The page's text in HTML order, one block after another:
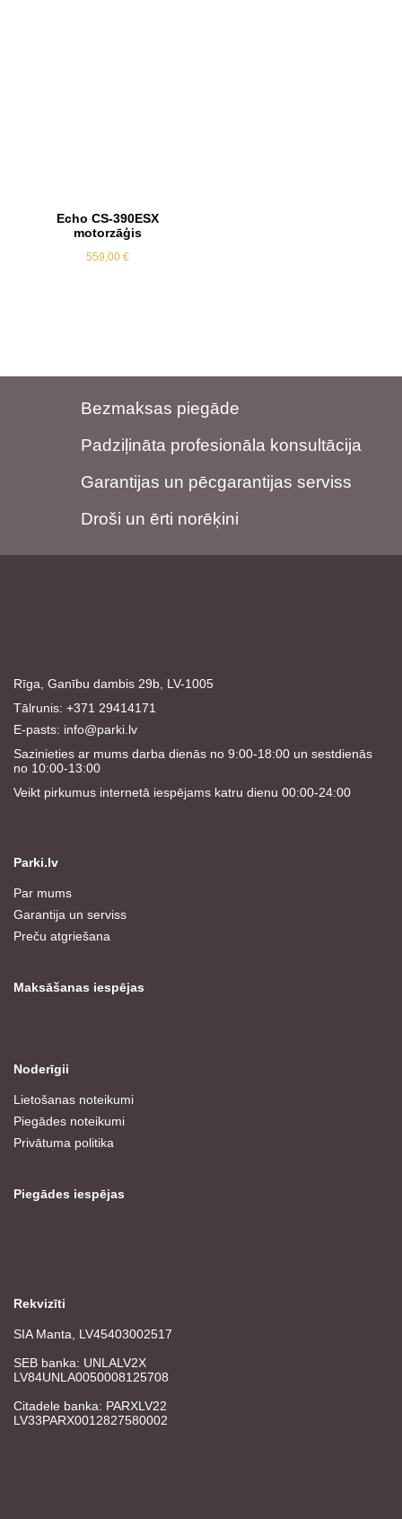
Echo CS-390ESX
motorzāģis
559,00 €
Bezmaksas piegāde
Padziļināta profesionāla konsultācija
Garantijas un pēcgarantijas serviss
Droši un ērti norēķini
Rīga, Ganību dambis 29b, LV-1005
Tālrunis: +371 29414171
E-pasts: info@parki.lv
Sazinieties ar mums darba dienās no 9:00-18:00 un sestdienās
no 10:00-13:00
Veikt pirkumus internetā iespējams katru dienu 00:00-24:00
Parki.lv
Par mums
Garantija un serviss
Preču atgriešana
Maksāšanas iespējas
Noderīgii
Lietošanas noteikumi
Piegādes noteikumi
Privātuma politika
Piegādes iespējas
Rekvizīti
SIA Manta, LV45403002517
SEB banka: UNLALV2X
LV84UNLA0050008125708
Citadele banka: PARXLV22
LV33PARX0012827580002